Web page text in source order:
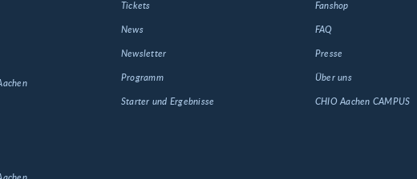
Tickets
News
Newsletter
Programm
Starter und Ergebnisse
Fanshop
FAQ
Presse
Über uns
CHIO Aachen CAMPUS